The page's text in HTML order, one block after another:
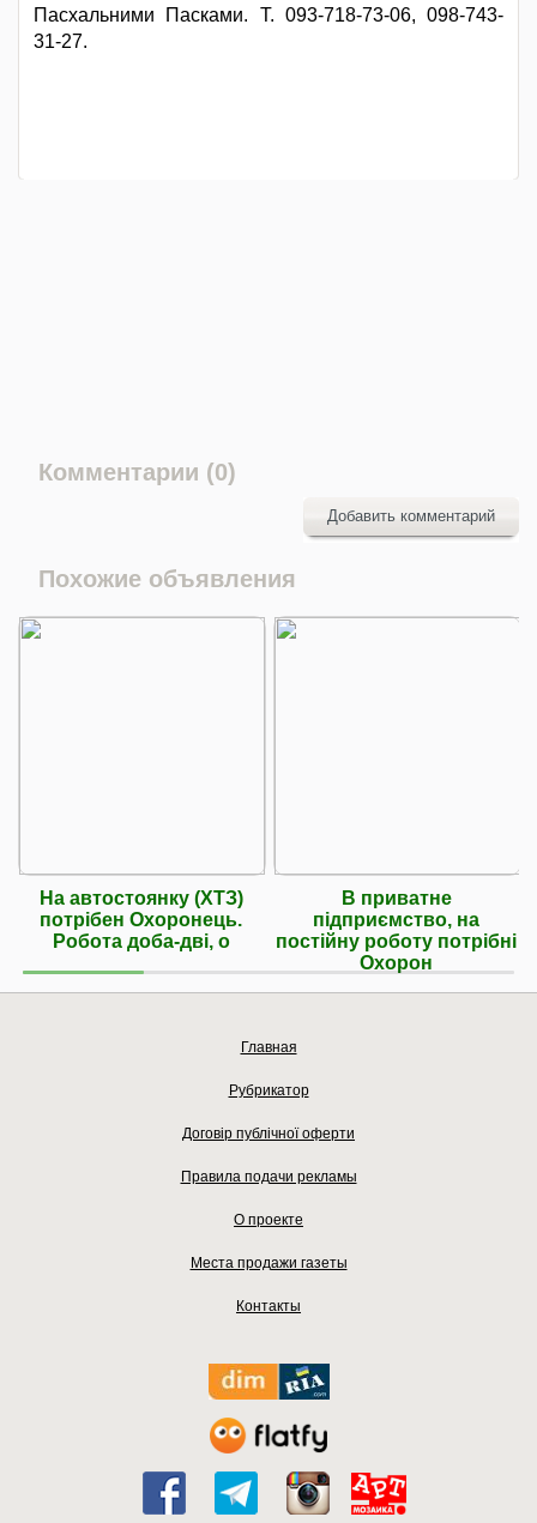
Пасхальними Пасками. Т. 093-718-73-06, 098-743-
31-27.
Комментарии (0)
Добавить комментарий
Похожие объявления
На автостоянку (ХТЗ)
потрібен Охоронець.
Робота доба-дві, о
В приватне
підприємство, на
постійну роботу потрібні
Охорон
Главная
Рубрикатор
Договір публічної оферти
Правила подачи рекламы
О проекте
Места продажи газеты
Контакты